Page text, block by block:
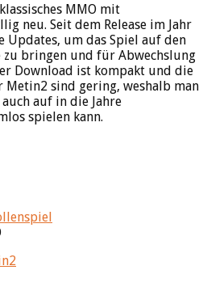
MMO mit
neu. Seit dem Release im Jahr
Updates, um das Spiel auf den
zu bringen und für Abwechslung
Download ist kompakt und die
sind gering, weshalb man
auf in die Jahre
spielen kann.